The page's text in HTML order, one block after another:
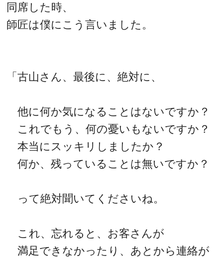
同席した時、
師匠は僕にこう言いました。
「古山さん、最後に、絶対に、
他に何か気になることはないですか？
これでもう、何の憂いもないですか？
本当にスッキリしましたか？
何か、残っていることは無いですか？
って絶対聞いてくださいね。
これ、忘れると、お客さんが
満足できなかったり、あとから連絡が